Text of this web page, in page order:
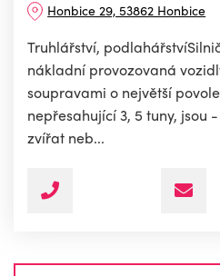
Honbice 29, 53862 Honbice
Truhlářství,
nákladní provozovaná
soupravami o největší
nepřesahující 3, 5 tuny, jsou
zvířat neb...